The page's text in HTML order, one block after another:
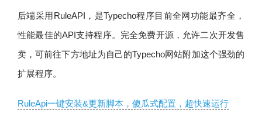
后端采用RuleAPI，是Typecho程序目前全网功能最齐全，
性能最佳的API支持程序。完全免费开源，允许二次开发售
卖，可前往下方地址为自己的Typecho网站附加这个强劲的
扩展程序。
RuleApi一键安装&更新脚本，傻瓜式配置，超快速运行